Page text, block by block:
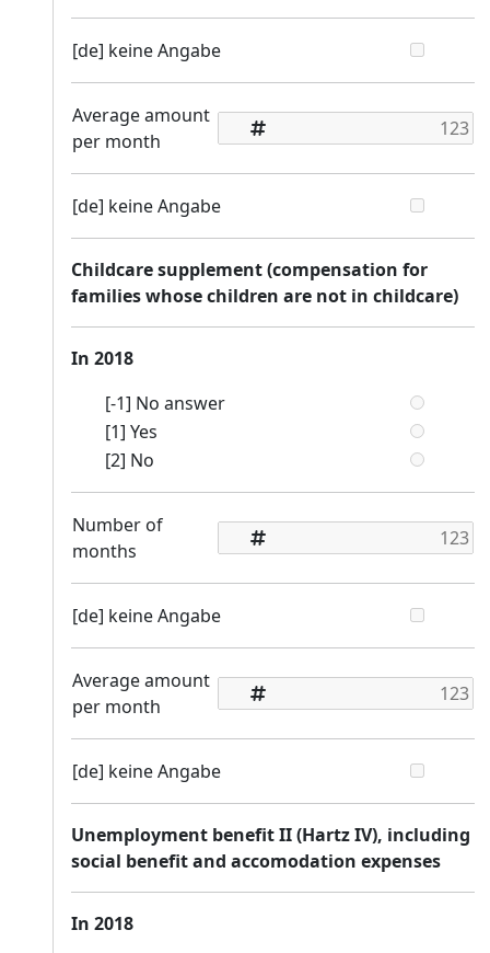
[de] keine Angabe
Average amount
per month
[de] keine Angabe
Childcare supplement (compensation for
families whose children are not in childcare)
In 2018
[-1] No answer
[1] Yes
[2] No
Number of
months
[de] keine Angabe
Average amount
per month
[de] keine Angabe
Unemployment benefit II (Hartz IV), including
social benefit and accomodation expenses
In 2018